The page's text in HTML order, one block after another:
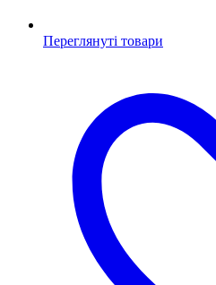
Переглянуті товари